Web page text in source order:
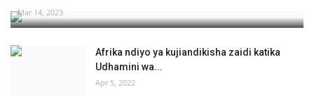
Mar 14, 2023
Afrika ndiyo ya kujiandikisha zaidi katika
Udhamini wa...
Apr 5, 2022